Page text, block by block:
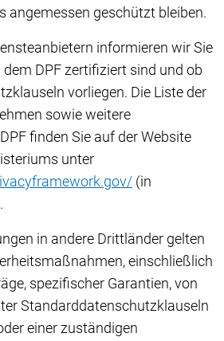
angemessen geschützt bleiben.
informieren wir Sie
dem DPF zertifiziert sind und ob
vorliegen. Die Liste der
sowie weitere
finden Sie auf der Website
unter
(in
in andere Drittländer gelten
einschließlich
spezifischer Garantien, von
Standarddatenschutzklauseln
einer zuständigen